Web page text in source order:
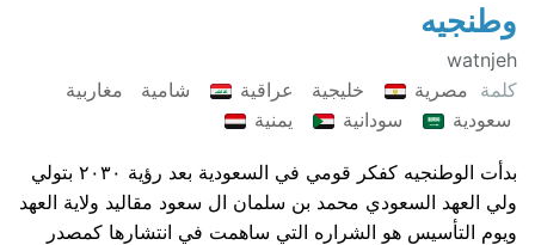
وطنجيه
watnjeh
كلمة مصرية خليجية عراقية شامية
مغاربية
سعودية
سودانية يمنية
بدأت الوطنجيه كفكر قومي في السعودية بعد رؤية ٢٠٣٠ بتولي
ولي العهد السعودي محمد بن سلمان ال سعود مقاليد ولاية العهد
ويوم التأسيس هو الشراره التي ساهمت في انتشارها كمصدر